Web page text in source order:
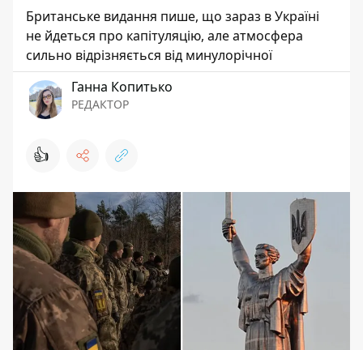
Британське видання пише, що зараз в Україні
не йдеться про капітуляцію, але атмосфера
сильно відрізняється від минулорічної
Ганна Копитько
РЕДАКТОР
👍